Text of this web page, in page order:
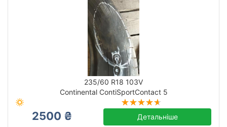
235/60 R18 103V
Continental ContiSportContact 5
2500 ₴ Детальніше